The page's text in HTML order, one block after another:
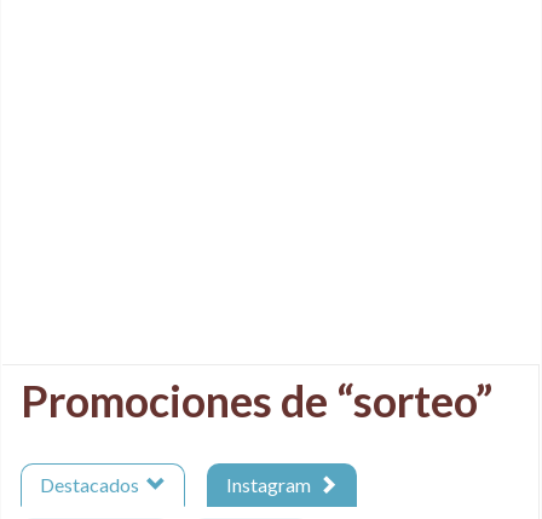
Promociones de “sorteo”
Destacados Instagram